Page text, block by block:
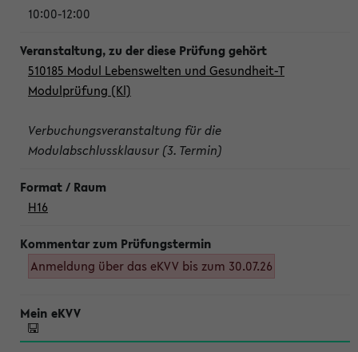
10:00-12:00
510185 Modul Lebenswelten und Gesundheit-T
Modulprüfung (Kl)
Verbuchungsveranstaltung für die
Modulabschlussklausur (3. Termin)
H16
Anmeldung über das eKVV bis zum 30.07.26